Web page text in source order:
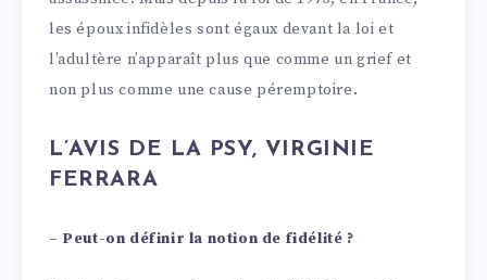
les époux infidèles sont égaux devant la loi et
l’adultère n’apparaît plus que comme un grief et
non plus comme une cause péremptoire.
L’AVIS DE LA PSY, VIRGINIE
FERRARA
– Peut-on définir la notion de fidélité ?